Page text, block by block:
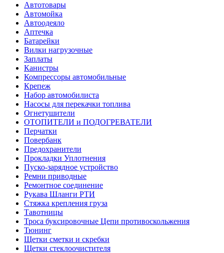
Автотовары
Автомойка
Автоодеяло
Аптечка
Батарейки
Вилки нагрузочные
Заплаты
Канистры
Компрессоры автомобильные
Крепеж
Набор автомобилиста
Насосы для перекачки топлива
Огнетушители
ОТОПИТЕЛИ и ПОДОГРЕВАТЕЛИ
Перчатки
Повербанк
Предохранители
Прокладки Уплотнения
Пуско-зарядное устройство
Ремни приводные
Ремонтное соединение
Рукава Шланги РТИ
Стяжка крепления груза
Тавотницы
Троса буксировочные Цепи противоскольжения
Тюнинг
Щетки сметки и скребки
Щетки стеклоочистителя